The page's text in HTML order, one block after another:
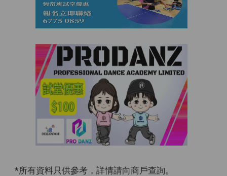
*所有資料只供參考，詳情請向商戶查詢。